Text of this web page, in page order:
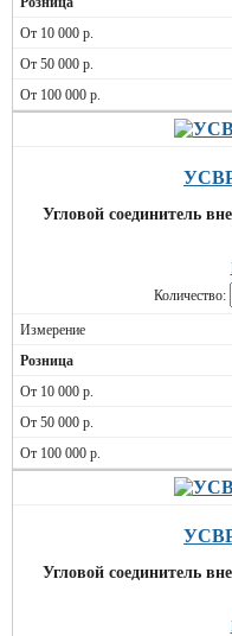
Угловой соединитель
Количество:
Угловой соединитель